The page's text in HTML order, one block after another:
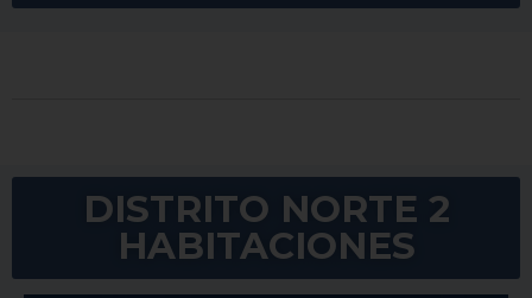
DISTRITO NORTE 2
HABITACIONES